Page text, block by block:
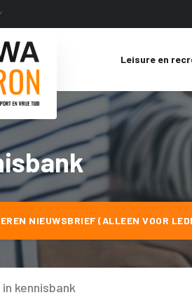
Leisure en
NIEUWSBRIEF (ALLEEN VOOR